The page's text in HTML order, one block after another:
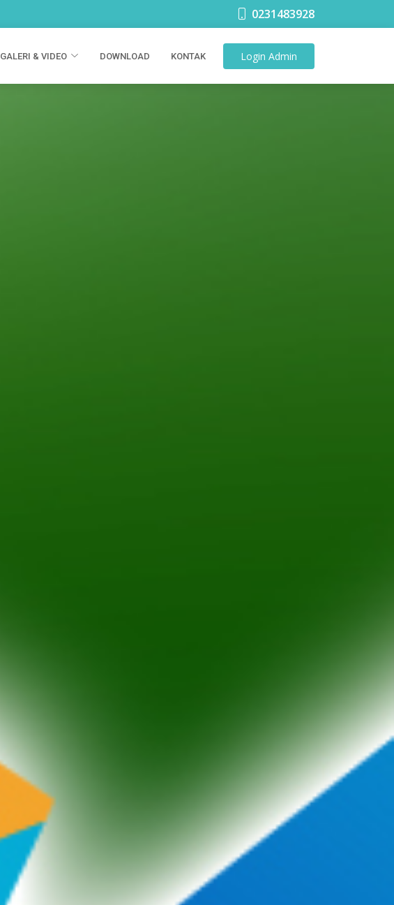
0231483928
GALERI & VIDEO DOWNLOAD KONTAK Login Admin